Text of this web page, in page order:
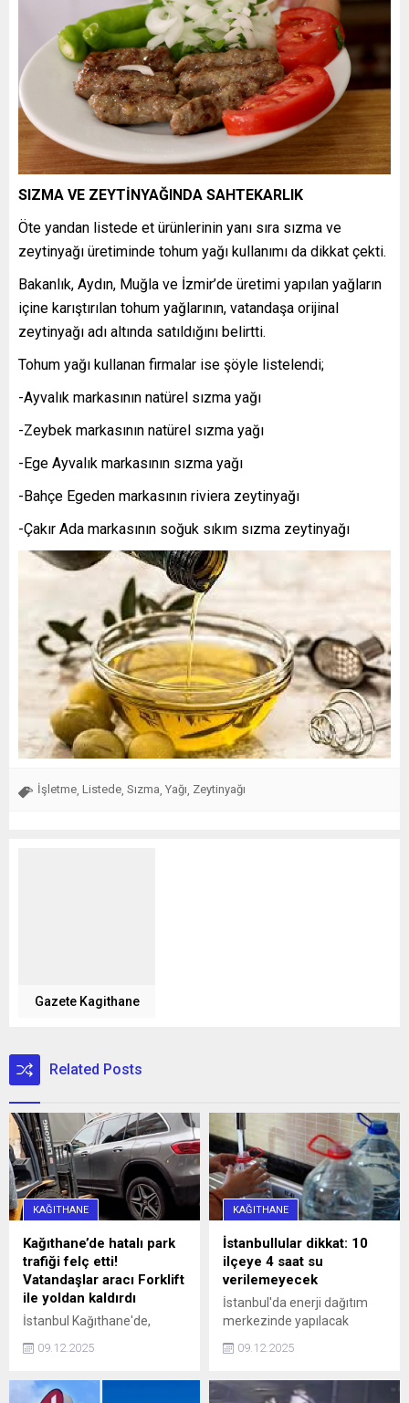
SIZMA VE ZEYTİNYAĞINDA SAHTEKARLIK
Öte yandan listede et ürünlerinin yanı sıra sızma ve
zeytinyağı üretiminde tohum yağı kullanımı da dikkat çekti.
Bakanlık, Aydın, Muğla ve İzmir’de üretimi yapılan yağların
içine karıştırılan tohum yağlarının, vatandaşa orijinal
zeytinyağı adı altında satıldığını belirtti.
Tohum yağı kullanan firmalar ise şöyle listelendi;
-Ayvalık markasının natürel sızma yağı
-Zeybek markasının natürel sızma yağı
-Ege Ayvalık markasının sızma yağı
-Bahçe Egeden markasının riviera zeytinyağı
-Çakır Ada markasının soğuk sıkım sızma zeytinyağı
İşletme Listede Sızma Yağı Zeytinyağı
Gazete Kagithane
Related Posts
KAĞITHANE
Kağıthane’de hatalı park
trafiği felç etti!
Vatandaşlar aracı Forklift
ile yoldan kaldırdı
İstanbul Kağıthane'de,
saat 16.00 sularında 34 SS
hatalı park nedeniyle
09.12.2025
KAĞITHANE
İstanbullular dikkat: 10
ilçeye 4 saat su
verilemeyecek
İstanbul'da enerji dağıtım
merkezinde yapılacak
10 ilçeye 4 saat su
09.12.2025